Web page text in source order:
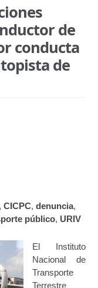
Segundo
Segundo
Tercer
Motocicletas,
Operaciones del
de
o Hurto.
Vehículos.
de
conducta
de
,CICPC,denuncia,
público, URIV
El Instituto
Nacional de
Transporte
Terrestre